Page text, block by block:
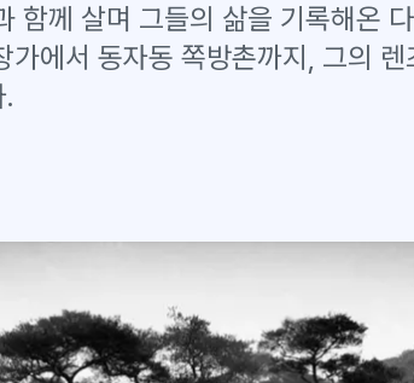
함께 살며 그들의 삶을 기록해온
가에서 동자동 쪽방촌까지, 그의 렌